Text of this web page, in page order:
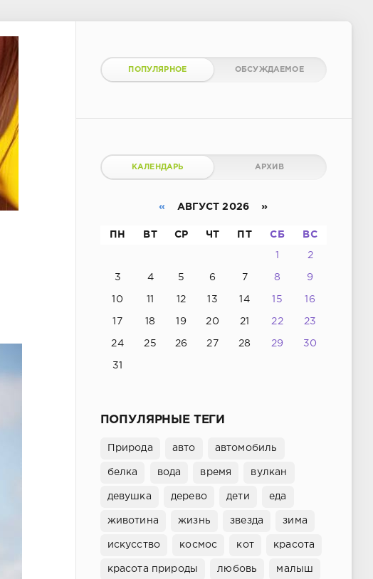
ПОПУЛЯРНОЕ ОБСУЖДАЕМОЕ
КАЛЕНДАРЬ АРХИВ
« АВГУСТ 2026 »
ПН ВТ СР ЧТ ПТ СБ ВС
1 2
3 4 5 6 7 8 9
10 11 12 13 14 15 16
17 18 19 20 21 22 23
24 25 26 27 28 29 30
31
ПОПУЛЯРНЫЕ ТЕГИ
Природа авто автомобиль
белка вода время вулкан
девушка дерево дети еда
животина жизнь звезда зима
искусство космос кот красота
красота природы любовь малыш